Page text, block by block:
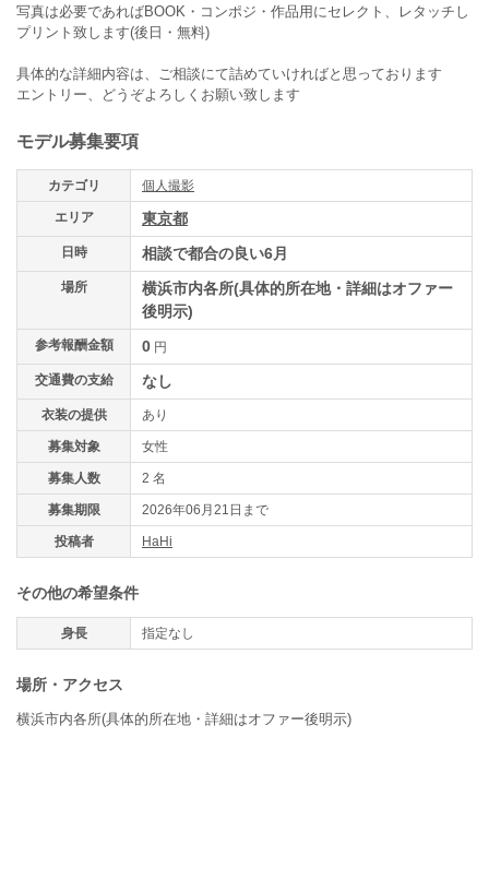
写真は必要であればBOOK・コンポジ・作品用にセレクト、レタッチし
プリント致します(後日・無料)
具体的な詳細内容は、ご相談にて詰めていければと思っております
エントリー、どうぞよろしくお願い致します
モデル募集要項
カテゴリ 個人撮影
エリア 東京都
日時 相談で都合の良い6月
場所
横浜市内各所(具体的所在地・詳細はオファー
後明示)
参考報酬金額 0 円
交通費の支給 なし
衣装の提供 あり
募集対象 女性
募集人数 2 名
募集期限 2026年06月21日まで
投稿者 HaHi
その他の希望条件
身長 指定なし
場所・アクセス
横浜市内各所(具体的所在地・詳細はオファー後明示)